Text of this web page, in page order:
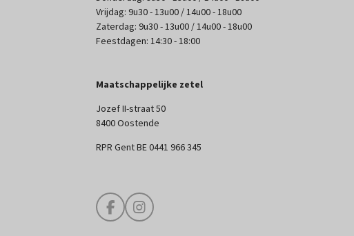
Vrijdag: 9u30 - 13u00 / 14u00 - 18u00
Zaterdag: 9u30 - 13u00 / 14u00 - 18u00
Feestdagen: 14:30 - 18:00
Maatschappelijke zetel
Jozef II-straat 50
8400 Oostende
RPR Gent BE 0441 966 345
F
a
I
n